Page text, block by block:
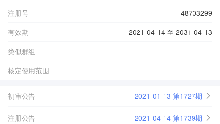
注册号
48703299
有效期
2021-04-14 至 2031-04-13
类似群组
核定使用范围
初审公告 2021-01-13 第1727期
注册公告 2021-04-14 第1739期